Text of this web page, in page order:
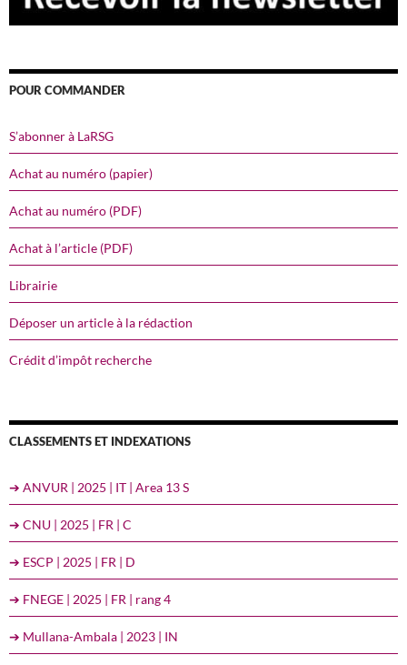
POUR COMMANDER
S’abonner à LaRSG
Achat au numéro (papier)
Achat au numéro (PDF)
Achat à l’article (PDF)
Librairie
Déposer un article à la rédaction
Crédit d’impôt recherche
CLASSEMENTS ET INDEXATIONS
➔ ANVUR | 2025 | IT | Area 13 S
➔ CNU | 2025 | FR | C
➔ ESCP | 2025 | FR | D
➔ FNEGE | 2025 | FR | rang 4
➔ Mullana-Ambala | 2023 | IN